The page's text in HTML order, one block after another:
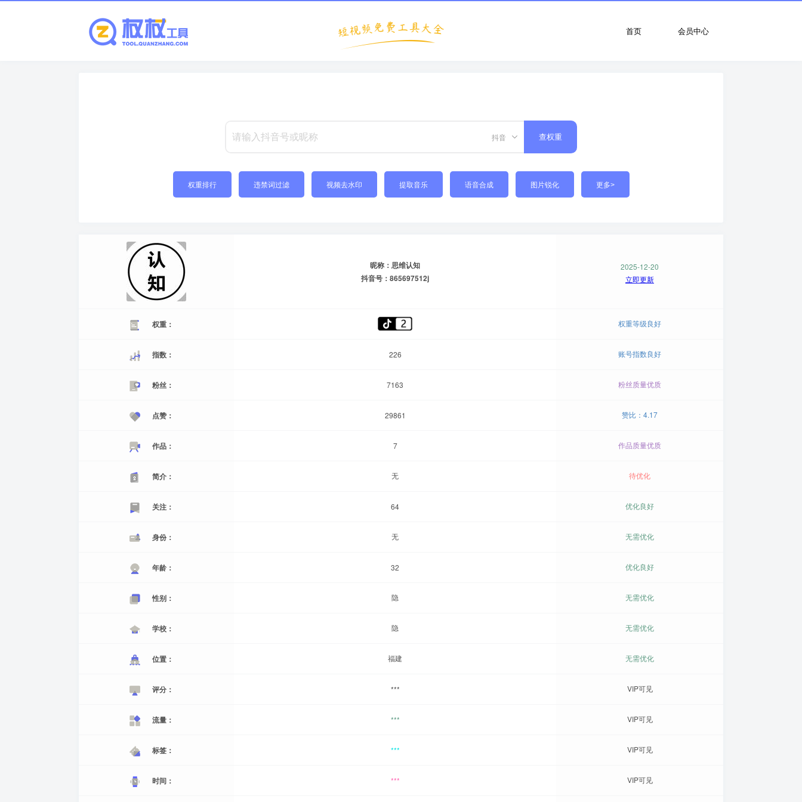
会员中心
首页
抖音 查权重
权重排行 违禁词过滤 视频去水印 提取音乐 语音合成 图片锐化 更多>
昵称：思维认知
抖音号：865697512j
2025-12-20
立即更新
权重： 权重等级良好
指数： 226 账号指数良好
粉丝： 7163 粉丝质量优质
点赞： 29861 赞比：4.17
作品： 7 作品质量优质
简介： 无 待优化
关注： 64 优化良好
身份： 无 无需优化
年龄： 32 优化良好
性别： 隐 无需优化
学校： 隐 无需优化
位置： 福建 无需优化
评分： *** VIP可见
流量： *** VIP可见
标签： *** VIP可见
时间： *** VIP可见